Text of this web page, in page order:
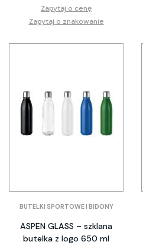
Zapytaj o cenę
Zapytaj o znakowanie
BUTELKI SPORTOWE I BIDONY
ASPEN GLASS – szklana
butelka z logo 650 ml